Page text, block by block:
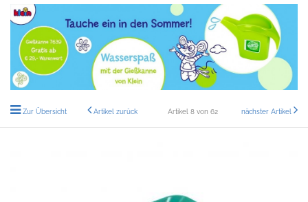
Zur Übersicht Artikel zurück Artikel 8 von 62 nächster Artikel